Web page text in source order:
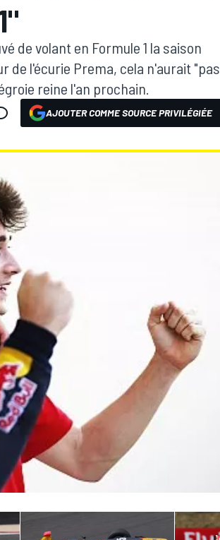
de volant en Formule 1 la saison
de l'écurie Prema, cela n'aurait "pas
reine l'an prochain.
AJOUTER COMME SOURCE PRIVILÉGIÉE